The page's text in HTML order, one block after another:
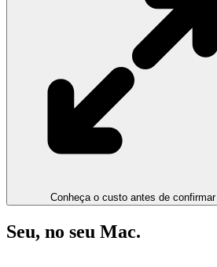
Conheça o custo antes de confirmar
Seu, no seu Mac.